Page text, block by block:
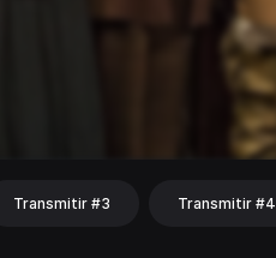
Transmitir #3 Transmitir #4